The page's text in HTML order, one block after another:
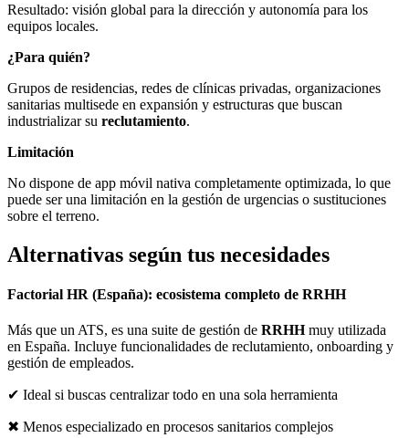
Resultado: visión global para la dirección y autonomía para los
equipos locales.
¿Para quién?
Grupos de residencias, redes de clínicas privadas, organizaciones
sanitarias multisede en expansión y estructuras que buscan
industrializar su reclutamiento.
Limitación
No dispone de app móvil nativa completamente optimizada, lo que
puede ser una limitación en la gestión de urgencias o sustituciones
sobre el terreno.
Alternativas según tus necesidades
Factorial HR (España): ecosistema completo de RRHH
Más que un ATS, es una suite de gestión de RRHHmuy utilizada
en España. Incluye funcionalidades de reclutamiento, onboarding y
gestión de empleados.
✔ Ideal si buscas centralizar todo en una sola herramienta
✖ Menos especializado en procesos sanitarios complejos